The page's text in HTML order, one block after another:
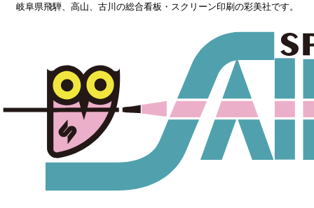
岐阜県飛騨、高山、古川の総合看板・スクリーン印刷の彩美社です。